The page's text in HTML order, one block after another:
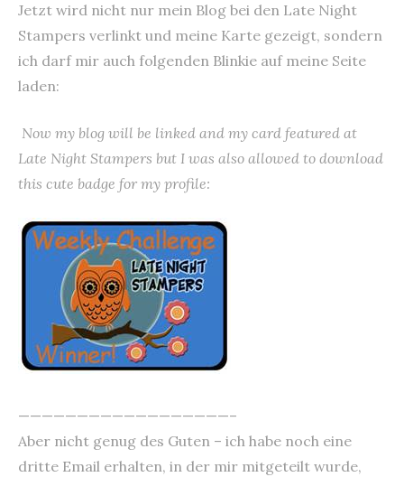
Jetzt wird nicht nur mein Blog bei den Late Night
Stampers verlinkt und meine Karte gezeigt, sondern
ich darf mir auch folgenden Blinkie auf meine Seite
laden:
Now my blog will be linked and my card featured at
Late Night Stampers but I was also allowed to download
this cute badge for my profile:
——————————————————–
Aber nicht genug des Guten – ich habe noch eine
dritte Email erhalten, in der mir mitgeteilt wurde,